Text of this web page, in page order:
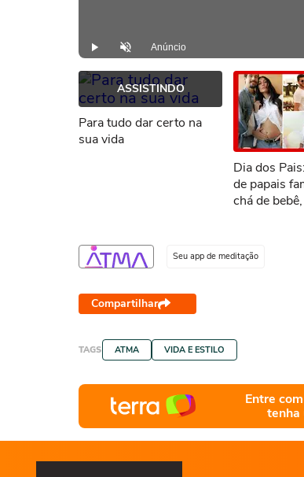
Play DesmutarAnúncio
ASSISTINDO
Para tudo dar certo na
sua vida
Dia dos
de papais
chá de
Seu app de meditação
Compartilhar
TAGS ATMA VIDA E ESTILO
Entre
tenha